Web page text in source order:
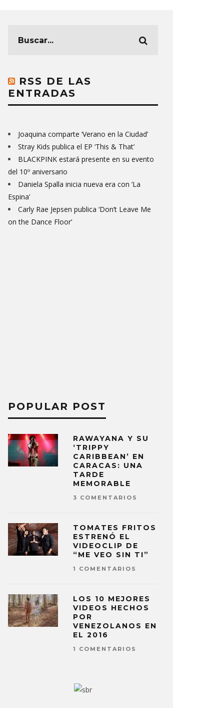
RSS DE LAS
ENTRADAS
Joaquina comparte ‘Verano en la Ciudad’
Stray Kids publica el EP ‘This & That’
BLACKPINK estará presente en su evento
del 10º aniversario
Daniela Spalla inicia nueva era con ‘La
Espina’
Carly Rae Jepsen publica ‘Don’t Leave Me
on the Dance Floor’
POPULAR POST
RAWAYANA Y SU
‘TRIPPY
CARIBBEAN’ EN
CARACAS: UNA
TARDE
MEMORABLE
3 COMENTARIOS
TOMATES FRITOS
ESTRENÓ EL
VIDEOCLIP DE
“ME VEO SIN TI”
1 COMENTARIOS
LOS 10 MEJORES
VIDEOS HECHOS
POR
VENEZOLANOS EN
EL 2016
1 COMENTARIOS